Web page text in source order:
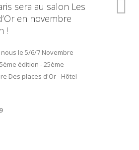
sera au salon Les
en novembre
!
le 5/6/7 Novembre
édition - 25ème
Des places d'Or - Hôtel